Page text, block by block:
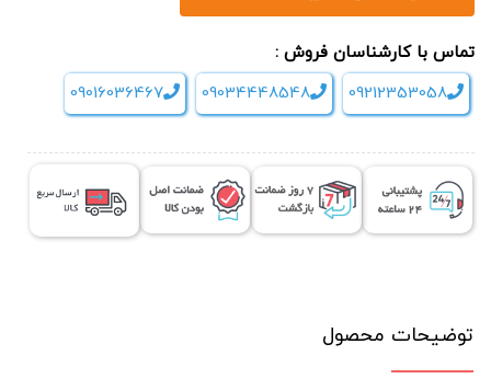
تماس با کارشناسان فروش :
09212353058
09034448548
09016036467
توضیحات محصول